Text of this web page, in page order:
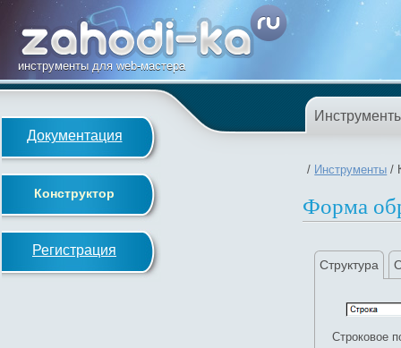
инструменты для web-мастера
Документация
Конструктор
Регистрация
/ Инструменты /
Форма
Структура
Строковое